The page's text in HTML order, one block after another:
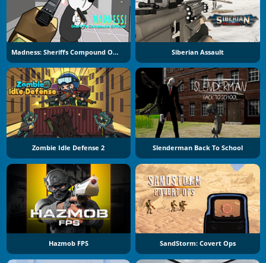
Madness: Sheriffs Compound Official Siberian Assault
Zombie Idle Defense 2 Slenderman Back To School
Hazmob FPS SandStorm: Covert Ops